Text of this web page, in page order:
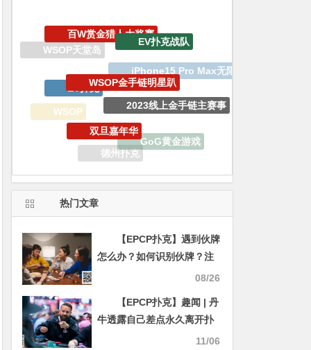
WSOP线上金手链
APT亚洲扑克巡回赛
WSOP
EV扑克
WSOP金手链明星趴
2023线上金手链主赛事
GoG黄金游戏
德州扑克
双旦嘉年华
热门文章
【EPCP扑克】遇到伙牌
怎么办？如何识别伙牌？注
08/26
【EPCP扑克】趣闻 | 丹
牛透露自己差点永久离开扑
11/06